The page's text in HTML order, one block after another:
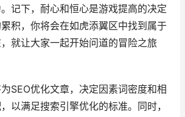
记下，耐心和恒心是游戏提高的决定
积，你将会在如虎添翼区中找到属于
就让大家一起开始问道的冒险之旅
SEO优化文章，决定因素词密度和相
以满足搜索引擎优化的标准。同时，